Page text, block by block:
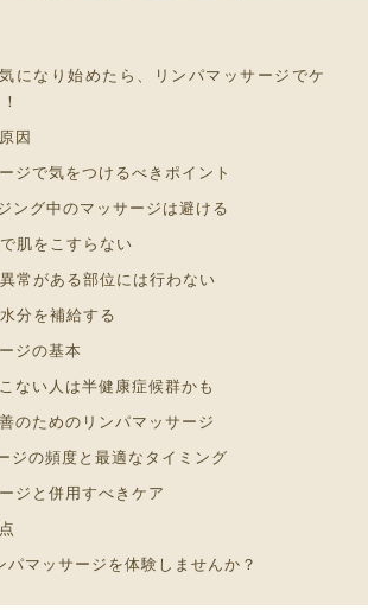
になり始めたら、リンパマッサージでケ
因
ジで気をつけるべきポイント
ング中のマッサージは避ける
肌をこすらない
常がある部位には行わない
分を補給する
ジの基本
ない人は半健康症候群かも
のためのリンパマッサージ
ジの頻度と最適なタイミング
ジと併用すべきケア
パマッサージを体験しませんか？